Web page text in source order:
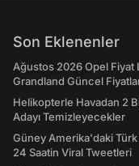
Son Eklenenler
Ağustos 2026 Opel Fiyat
Grandland Güncel
Helikopterle Havadan 2
Adayı Temizleyecekler
Güney Amerika'daki
24 Saatin Viral Tweetleri